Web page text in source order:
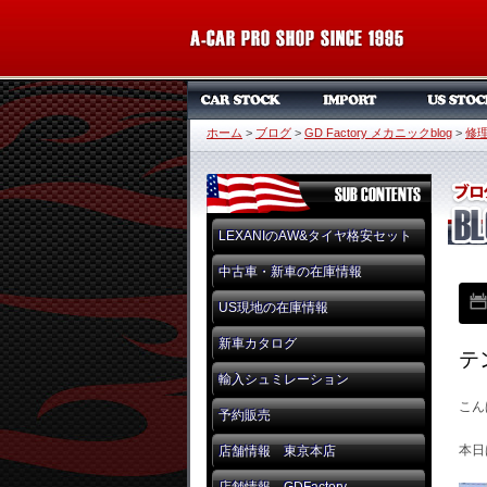
ホーム > ブログ > GD Factory メカニックblog > 修
LEXANIのAW&タイヤ格安セット
中古車・新車の在庫情報
US現地の在庫情報
新車カタログ
輸入シュミレーション
予約販売
店舗情報 東京本店
テ
こ
本